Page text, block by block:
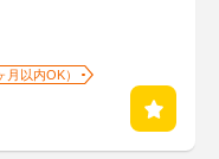
月以内OK）